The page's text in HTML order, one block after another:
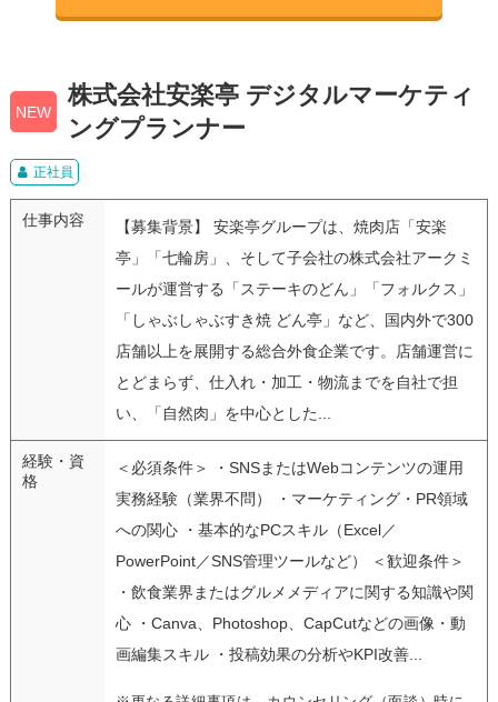
NEW
株式会社安楽亭 デジタルマーケティ
ングプランナー
正社員
仕事内容
【募集背景】 安楽亭グループは、焼肉店「安楽
亭」「七輪房」、そして子会社の株式会社アークミ
ールが運営する「ステーキのどん」「フォルクス」
「しゃぶしゃぶすき焼 どん亭」など、国内外で300
店舗以上を展開する総合外食企業です。店舗運営に
とどまらず、仕入れ・加工・物流までを自社で担
い、「自然肉」を中心とした...
経験・資
格
＜必須条件＞ ・SNSまたはWebコンテンツの運用
実務経験（業界不問） ・マーケティング・PR領域
への関心 ・基本的なPCスキル（Excel／
PowerPoint／SNS管理ツールなど） ＜歓迎条件＞
・飲食業界またはグルメメディアに関する知識や関
心 ・Canva、Photoshop、CapCutなどの画像・動
画編集スキル ・投稿効果の分析やKPI改善...